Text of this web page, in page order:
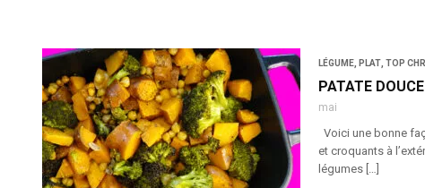
LÉGUME PLAT TOP
PATATE
mai
Voici une bonne
et croquants à
légumes […]